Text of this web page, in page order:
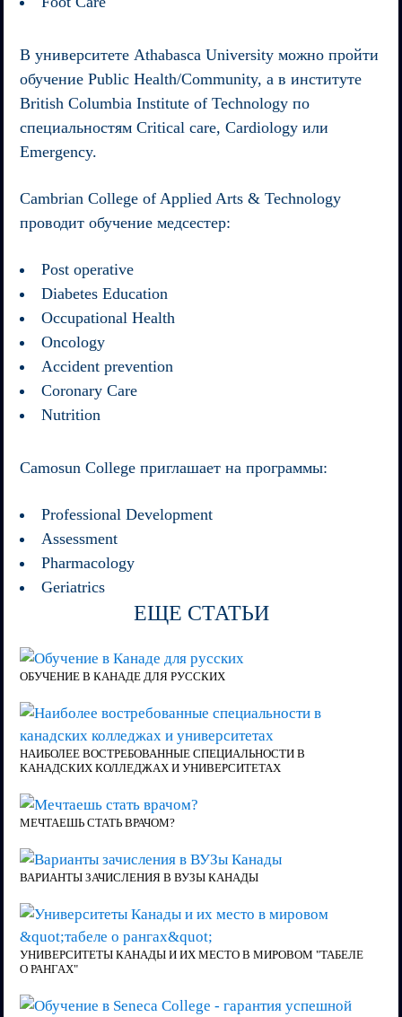
В университете Athabasca University можно пройти
обучение Public Health/Community, а в институте
British Columbia Institute of Technology по
специальностям Critical care, Cardiology или
Emergency.
Cambrian College of Applied Arts & Technology
проводит обучение медсестер:
Post operative
Diabetes Education
Occupational Health
Oncology
Accident prevention
Coronary Care
Nutrition
Camosun College приглашает на программы:
Professional Development
Assessment
Pharmacology
Geriatrics
ЕЩЕ СТАТЬИ
ОБУЧЕНИЕ В КАНАДЕ ДЛЯ РУССКИХ
НАИБОЛЕЕ ВОСТРЕБОВАННЫЕ СПЕЦИАЛЬНОСТИ В
КАНАДСКИХ КОЛЛЕДЖАХ И УНИВЕРСИТЕТАХ
МЕЧТАЕШЬ СТАТЬ ВРАЧОМ?
ВАРИАНТЫ ЗАЧИСЛЕНИЯ В ВУЗЫ КАНАДЫ
УНИВЕРСИТЕТЫ КАНАДЫ И ИХ МЕСТО В МИРОВОМ "ТАБЕЛЕ
О РАНГАХ"